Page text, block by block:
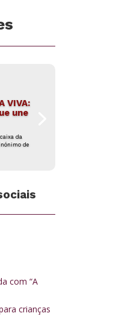
VIVA:
une
da
de
com “A
crianças